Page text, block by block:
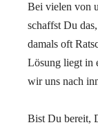
Bei vielen von
schaffst Du
damals oft
Lösung liegt in
wir uns nach
Bist Du bereit,